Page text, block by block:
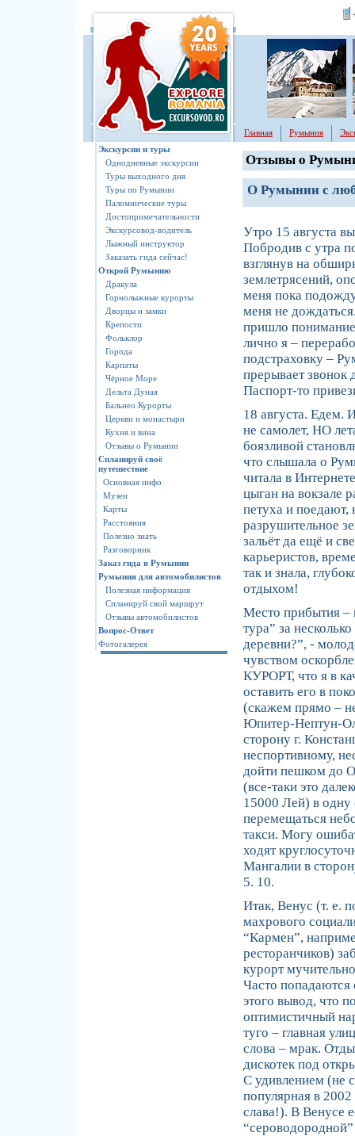
Главная Румыния
Экскурсии и туры
Однодневные экскурсии
Туры выходного дня
Туры по Румынии
Паломнические туры
Достопримечательности
Экскурсовод-водитель
Лыжный инструктор
Заказать гида сейчас!
Открoй Румынию
Дракула
Горнолыжные курорты
Дворцы и замки
Крепости
Фольклор
Города
Карпаты
Чёрное Море
Дельта Дуная
Бальнео Курорты
Церкви и монастыри
Кухня и вина
Отзывы о Румынии
Спланируй своё
путешествие
Основная инфо
Музеи
Карты
Расстояния
Полезно знать
Разговорник
Заказ гида в Румынии
Румыния для автомобилистов
Полезная информация
Спланируй свой маршрут
Отзывы автомобилистов
Вопрос-Ответ
Фотогалерея
Отзывы о
О Румынии с
Утро 15 августа
Побродив с утра
взглянув на
землетрясений,
меня пока
меня не
пришло
лично я –
подстраховку –
прерывает звонок
Паспорт-то
18 августа. Едем.
не самолет, НО
боязливой
что слышала о
читала в
цыган на вокзале
петуха и
разрушительное
зальёт да ещё и
карьеристов,
так и знала,
отдыхом!
Место прибытия –
тура” за
деревни?”, -
чувством
КУРОРТ, что я в
оставить его в
(скажем прямо –
Юпитер-Нептун-
сторону г.
неспортивному,
дойти пешком до
(все-таки это
15000 Лей) в одну
перемещаться
такси. Могу
ходят
Мангалии в
5. 10.
Итак, Венус (т. е.
махрового
“Кармен”,
ресторанчиков)
курорт
Часто попадаются
этого вывод, что
оптимистичный
туго – главная
слова – мрак.
дискотек под
С удивлением (не
популярная в
слава!). В Венусе